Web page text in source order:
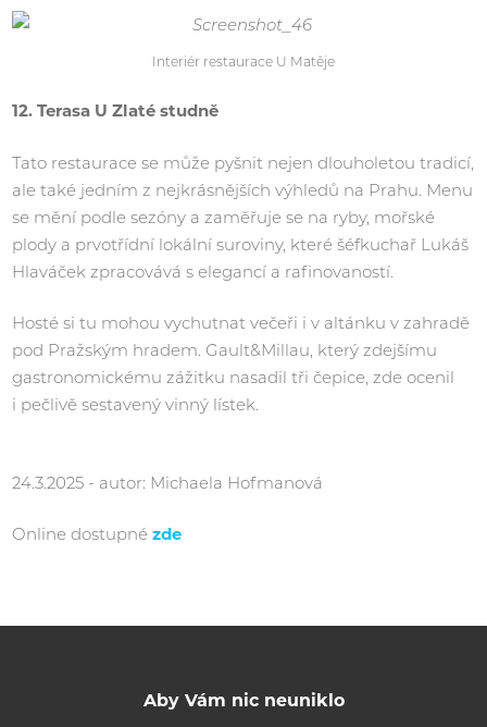
Interiér restaurace U Matěje
12. Terasa U Zlaté studně
Tato restaurace se může pyšnit nejen dlouholetou tradicí,
ale také jedním z nejkrásnějších výhledů na Prahu. Menu
se mění podle sezóny a zaměřuje se na ryby, mořské
plody a prvotřídní lokální suroviny, které šéfkuchař Lukáš
Hlaváček zpracovává s elegancí a rafinovaností.
Hosté si tu mohou vychutnat večeři i v altánku v zahradě
pod Pražským hradem. Gault&Millau, který zdejšímu
gastronomickému zážitku nasadil tři čepice, zde ocenil
i pečlivě sestavený vinný lístek.
24.3.2025 - autor: Michaela Hofmanová
Online dostupnézde
Aby Vám nic neuniklo